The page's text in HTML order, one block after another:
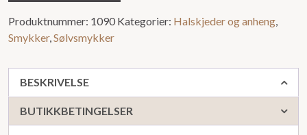
Produktnummer: 1090 Kategorier: Halskjeder og anheng,
Smykker,Sølvsmykker
BESKRIVELSE
BUTIKKBETINGELSER